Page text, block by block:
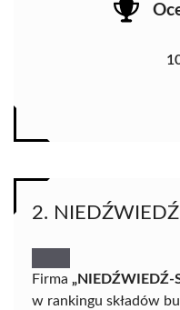
2.
Firma „NIEDŹWIEDŹ-
w rankingu składów